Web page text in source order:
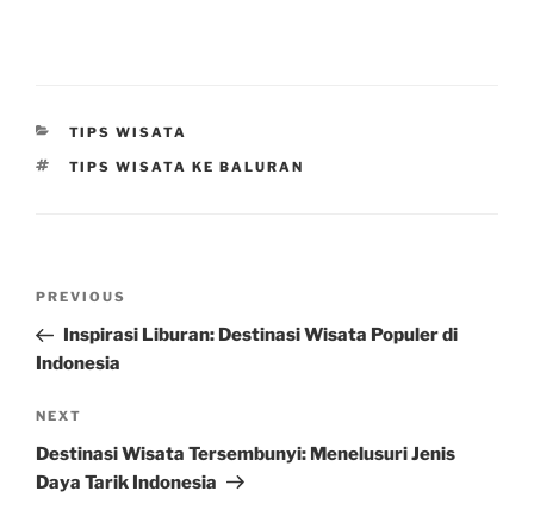
CATEGORIES
TIPS WISATA
TAGS
TIPS WISATA KE BALURAN
Previous
Post
PREVIOUS
Inspirasi Liburan: Destinasi Wisata Populer di
Indonesia
Next
Post
NEXT
Destinasi Wisata Tersembunyi: Menelusuri Jenis
Daya Tarik Indonesia